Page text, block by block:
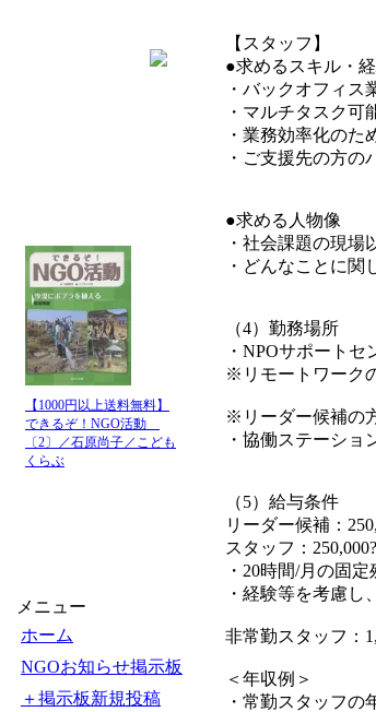
【1000円以上送料無料】
できるぞ！NGO活動
〔2〕／石原尚子／こども
くらぶ
メニュー
ホーム
NGOお知らせ掲示板
＋掲示板新規投稿
【スタッフ】
●求めるスキル・
・バックオフィ
・マルチタスク可
・業務効率化の
・ご支援先の方
●求める人物像
・社会課題の現
・どんなことに
（4）勤務場所
・NPOサポートセ
※リモートワーク
※リーダー候補の
・協働ステーショ
（5）給与条件
リーダー候補：
スタッフ：
・20時間/月の固
・経験等を考慮し
非常勤スタッフ：
＜年収例＞
・常勤スタッフの